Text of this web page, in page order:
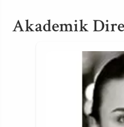
Akademik